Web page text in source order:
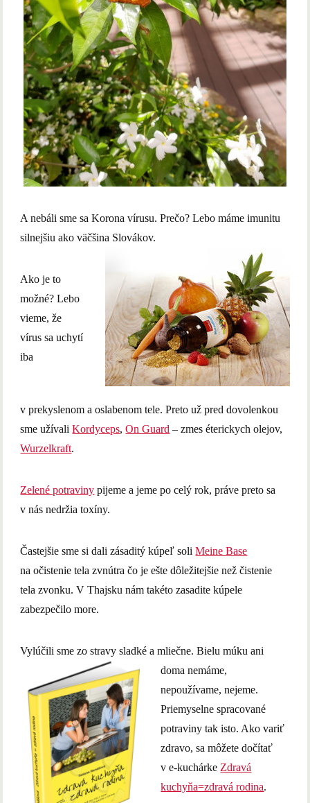
A nebáli sme sa Korona vírusu. Prečo? Lebo máme imunitu
silnejšiu ako väčšina Slovákov.
Ako je to
možné? Lebo
vieme, že
vírus sa uchytí
iba
v prekyslenom a oslabenom tele. Preto už pred dovolenkou
sme užívaliKordyceps,On Guard – zmes éterickych olejov,
Wurzelkraft.
Zelené potraviny pijeme a jeme po celý rok, práve preto sa
v nás nedržia toxíny.
Častejšie sme si dali zásaditý kúpeľ soliMeine Base
na očistenie tela zvnútra čo je ešte dôležitejšie než čistenie
tela zvonku. V Thajsku nám takéto zasadite kúpele
zabezpečilo more.
Vylúčili sme zo stravy sladké a mliečne. Bielumúku ani
doma nemáme,
nepoužívame, nejeme.
Priemyselne spracované
potraviny tak isto. Ako variť
zdravo, sa môžete dočítať
v e-kuchárke Zdravá
kuchyňa=zdravá rodina.